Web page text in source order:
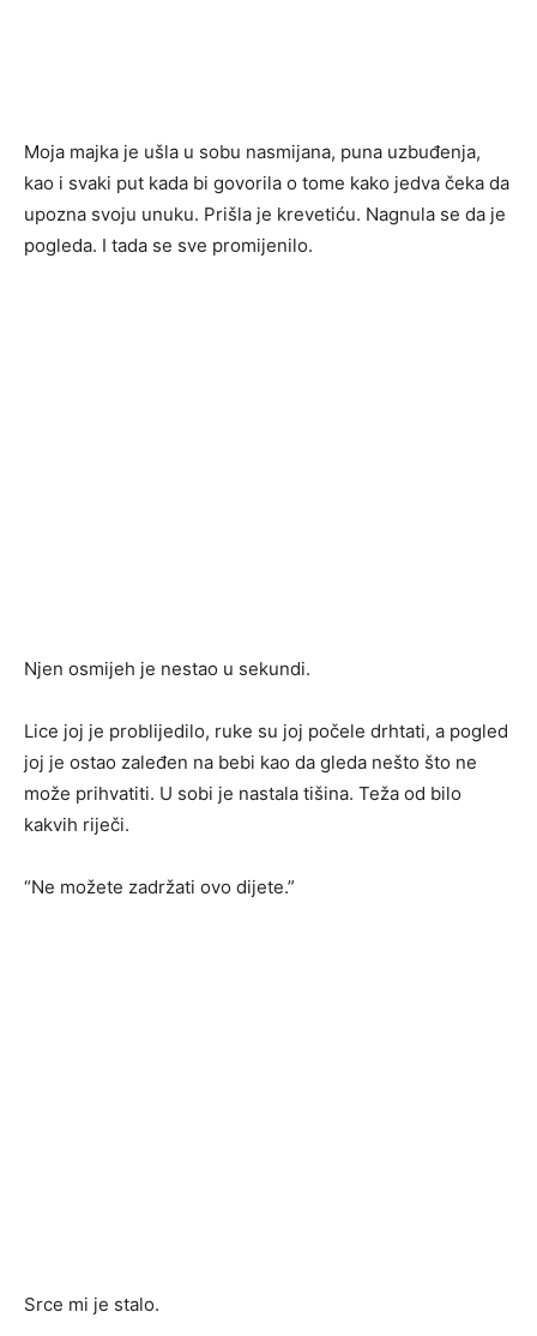
Moja majka je ušla u sobu nasmijana, puna uzbuđenja,
kao i svaki put kada bi govorila o tome kako jedva čeka da
upozna svoju unuku. Prišla je krevetiću. Nagnula se da je
pogleda. I tada se sve promijenilo.
Njen osmijeh je nestao u sekundi.
Lice joj je problijedilo, ruke su joj počele drhtati, a pogled
joj je ostao zaleđen na bebi kao da gleda nešto što ne
može prihvatiti. U sobi je nastala tišina. Teža od bilo
kakvih riječi.
“Ne možete zadržati ovo dijete.”
Srce mi je stalo.